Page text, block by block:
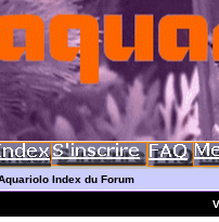
Index du Forum